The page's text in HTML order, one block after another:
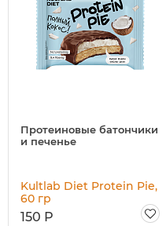
Протеиновые батончики
и печенье
Kultlab Diet Protein Pie,
60 гр
150 Р